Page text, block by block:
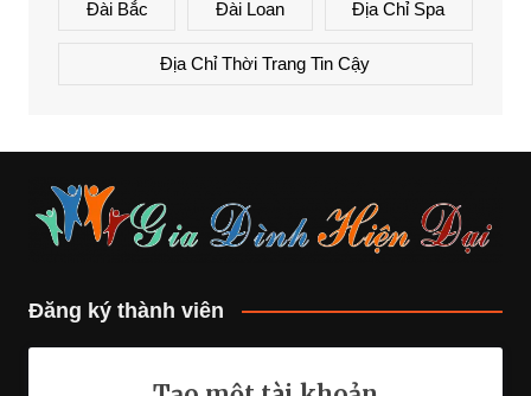
Đài Bắc Đài Loan Địa Chỉ Spa
Địa Chỉ Thời Trang Tin Cậy
Đăng ký thành viên